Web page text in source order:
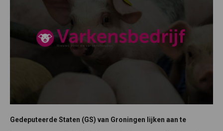
Gedeputeerde Staten (GS) van Groningen lijken aan te